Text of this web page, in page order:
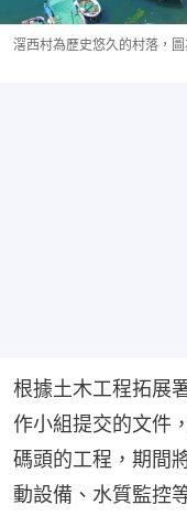
滘西村為歷史悠久的村落，
根據土木工程拓展
作小組提交的文件
碼頭的工程，期間
動設備、水質監控